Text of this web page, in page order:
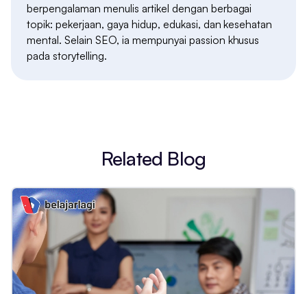
berpengalaman menulis artikel dengan berbagai
topik: pekerjaan, gaya hidup, edukasi, dan kesehatan
mental. Selain SEO, ia mempunyai passion khusus
pada storytelling.
Related Blog